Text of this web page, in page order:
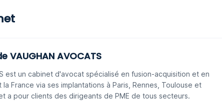
VAUGHAN AVOCATS
est un cabinet d'avocat spécialisé en fusion-acquisition et en
France via ses implantations à Paris, Rennes, Toulouse et
a pour clients des dirigeants de PME de tous secteurs.